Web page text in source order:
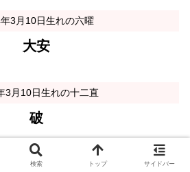
3月10日生れの六曜
大安
3月10日生れの十二直
破
検索 トップ サイドバー